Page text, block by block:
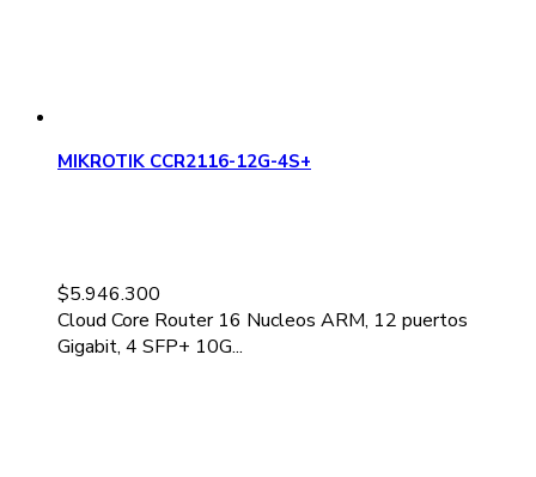
MIKROTIK CCR2116-12G-4S+
$5.946.300
Cloud Core Router 16 Nucleos ARM, 12 puertos
Gigabit, 4 SFP+ 10G...